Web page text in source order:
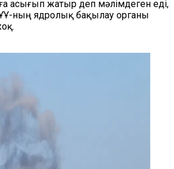
асығып жатыр деп мәлімдеген еді,
ның ядролық бақылау органы